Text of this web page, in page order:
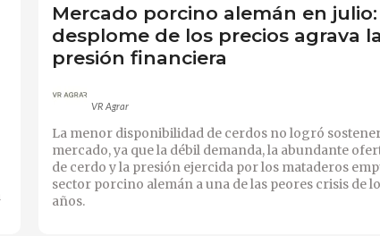
Mercado porcino alemán en julio:
desplome de los precios agrava la
presión financiera
VR Agrar
La menor disponibilidad de cerdos no logró
mercado, ya que la débil demanda, la abundante
de cerdo y la presión ejercida por los mataderos
sector porcino alemán a una de las peores crisis de
años.